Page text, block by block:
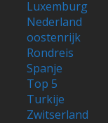
Luxemburg
Nederland
oostenrijk
Rondreis
Spanje
Top 5
Turkije
Zwitserland